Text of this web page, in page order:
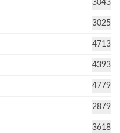
3043
3025
4713
4393
4779
2879
3618